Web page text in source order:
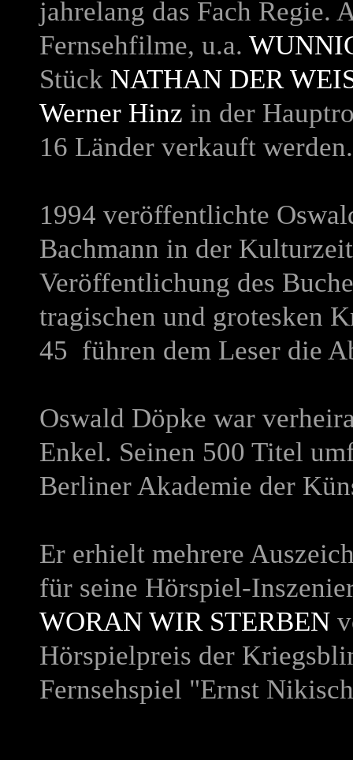
jahrelang das Fach Regie.
Fernsehfilme, u.a.
Stück NATHAN DER
Werner Hinz in der
16 Länder verkauft
1994 veröffentlichte
Bachmann in der
Veröffentlichung des
tragischen und grotesken
45 führen dem Leser die
Oswald Döpke war
Enkel. Seinen 500 Titel
Berliner Akademie der
Er erhielt mehrere
für seine Hörspiel-
WORAN WIR STERBEN
Hörspielpreis der
Fernsehspiel "Ernst